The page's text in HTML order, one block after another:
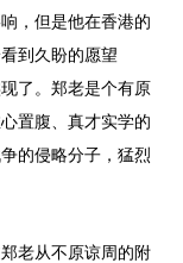
，但是他在香港的
到久盼的愿望
。郑老是个有原
置腹、真才实学的
的侵略分子，猛烈
老从不原谅周的附